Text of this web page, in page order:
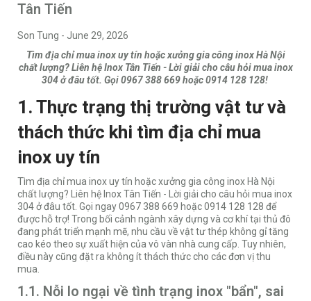
Tân Tiến
Son Tung - June 29, 2026
Tìm địa chỉ mua inox uy tín hoặc xưởng gia công inox Hà Nội
chất lượng? Liên hệ Inox Tân Tiến - Lời giải cho câu hỏi mua inox
304 ở đâu tốt. Gọi 0967 388 669 hoặc 0914 128 128!
1. Thực trạng thị trường vật tư và
thách thức khi tìm địa chỉ mua
inox uy tín
Tìm địa chỉ mua inox uy tín hoặc xưởng gia công inox Hà Nội
chất lượng? Liên hệ Inox Tân Tiến - Lời giải cho câu hỏi mua inox
304 ở đâu tốt. Gọi ngay 0967 388 669 hoặc 0914 128 128 để
được hỗ trợ! Trong bối cảnh ngành xây dựng và cơ khí tại thủ đô
đang phát triển mạnh mẽ, nhu cầu về vật tư thép không gỉ tăng
cao kéo theo sự xuất hiện của vô vàn nhà cung cấp. Tuy nhiên,
điều này cũng đặt ra không ít thách thức cho các đơn vị thu
mua.
1.1. Nỗi lo ngại về tình trạng inox "bẩn", sai